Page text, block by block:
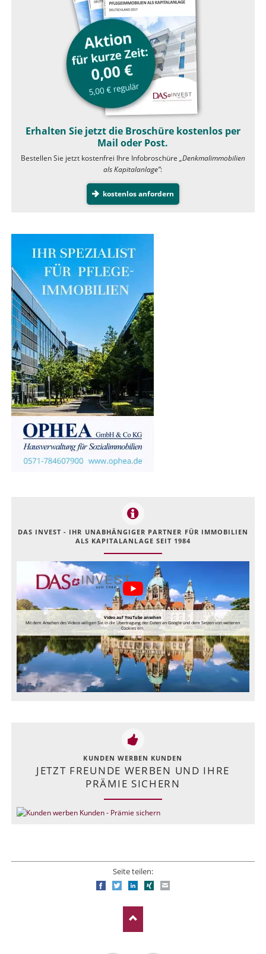
Erhalten Sie jetzt die Broschüre kostenlos per
Mail oder Post.
Bestellen Sie jetzt kostenfrei Ihre Infobroschüre „Denkmalimmobilien
als Kapitalanlage”:
kostenlos anfordern
DAS INVEST - IHR UNABHÄNGIGER PARTNER FÜR IMMOBILIEN
ALS KAPITALANLAGE SEIT 1984
Video auf YouTube ansehen
Mit dem Ansehen des Videos willigen Sie in die Übertragung der Daten an Google und dem Setzen von weiteren
Cookies ein.
KUNDEN WERBEN KUNDEN
JETZT FREUNDE WERBEN UND IHRE
PRÄMIE SICHERN
Seite teilen:
FacebookTwitterLinkedIn
Xing